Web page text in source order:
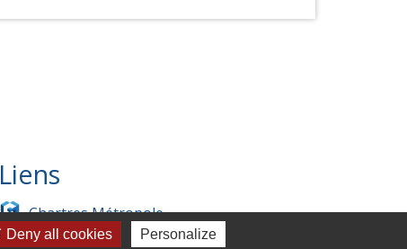
Liens
Chartres Métropole
Deny all cookies Personalize